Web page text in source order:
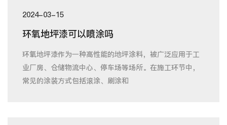
2024-03-15
环氧地坪漆可以喷涂吗
环氧地坪漆作为一种高性能的地坪涂料，被广泛应用于工
业厂房、仓储物流中心、停车场等场所。在施工环节中，
常见的涂装方式包括滚涂、刷涂和